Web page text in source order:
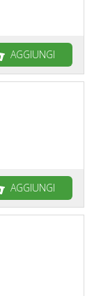
AGGIUNGI
AGGIUNGI